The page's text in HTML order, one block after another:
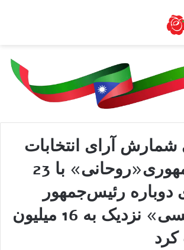
شمارش آرای انتخابات
ریاست جمهوری«روحانی» با 23
دوباره رئیس‌جمهور
شد/ «رئیسی» نزدیک به 16 میلیون